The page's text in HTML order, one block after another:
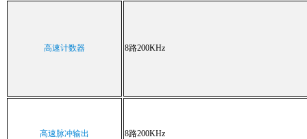
高速计数器 8路200KHz
高速脉冲输出 8路200KHz